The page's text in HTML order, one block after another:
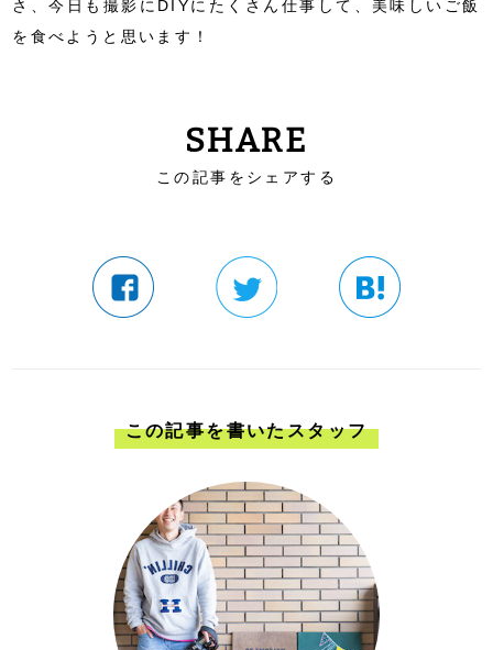
さ、今日も撮影にDIYにたくさん仕事して、美味しいご飯
を食べようと思います！
SHARE
この記事をシェアする
この記事を書いたスタッフ